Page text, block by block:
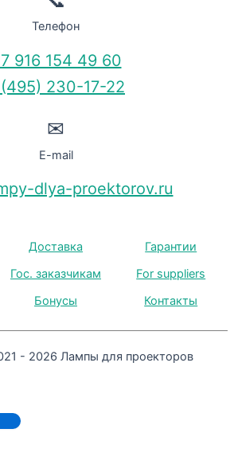
Телефон
916 154 49 60
230-17-22
✉
E-mail
dlya-proektorov.ru
Доставка
Гарантии
Гос. заказчикам
For suppliers
Бонусы Контакты
- 2026 Лампы для проекторов